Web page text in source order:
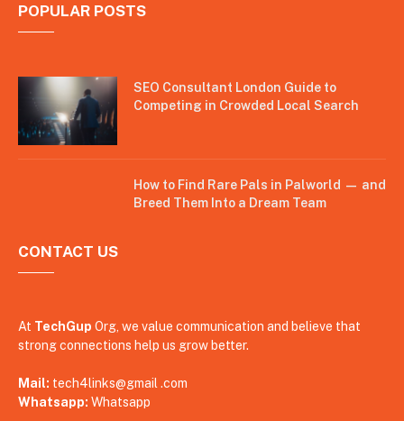
POPULAR POSTS
SEO Consultant London Guide to
Competing in Crowded Local Search
How to Find Rare Pals in Palworld — and
Breed Them Into a Dream Team
CONTACT US
At TechGup Org, we value communication and believe that
strong connections help us grow better.
Mail: tech4links@gmail .com
Whatsapp: Whatsapp